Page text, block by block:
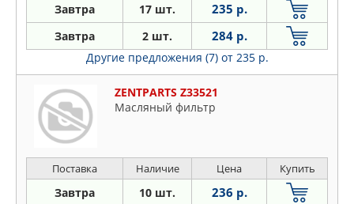
Завтра 17 шт. 235 р.
Завтра 2 шт. 284 р.
Другие предложения (7) от 235 р.
ZENTPARTS Z33521
Масляный фильтр
Поставка Наличие Цена Купить
Завтра 10 шт. 236 р.